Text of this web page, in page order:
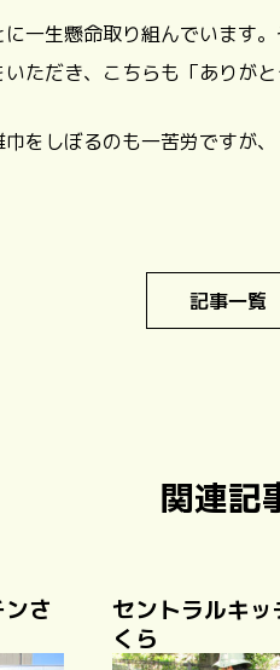
一生懸命取り組んでいます
ただき、こちらも「ありがと
をしぼるのも一苦労ですが
記事一覧
関連記
さ
セントラルキッ
くら